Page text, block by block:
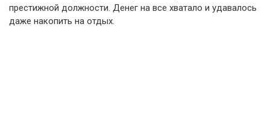
престижной должности. Денег на все хватало и удавалось
даже накопить на отдых.